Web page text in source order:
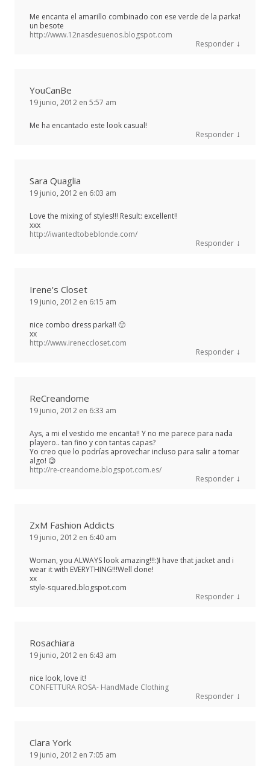
Me encanta el amarillo combinado con ese verde de la parka!
un besote
http://www.12nasdesuenos.blogspot.com
Responder ↓
YouCanBe
19 junio, 2012 en 5:57 am
Me ha encantado este look casual!
Responder ↓
Sara Quaglia
19 junio, 2012 en 6:03 am
Love the mixing of styles!!! Result: excellent!!
xxx
http://iwantedtobeblonde.com/
Responder ↓
Irene's Closet
19 junio, 2012 en 6:15 am
nice combo dress parka!! 🙂
xx
http://www.ireneccloset.com
Responder ↓
ReCreandome
19 junio, 2012 en 6:33 am
Ays, a mi el vestido me encanta!! Y no me parece para nada
playero.. tan fino y con tantas capas?
Yo creo que lo podrías aprovechar incluso para salir a tomar
algo! 😉
http://re-creandome.blogspot.com.es/
Responder ↓
ZxM Fashion Addicts
19 junio, 2012 en 6:40 am
Woman, you ALWAYS look amazing!!!:)I have that jacket and i
wear it with EVERYTHING!!!Well done!
xx
style-squared.blogspot.com
Responder ↓
Rosachiara
19 junio, 2012 en 6:43 am
nice look, love it!
CONFETTURA ROSA- HandMade Clothing
Responder ↓
Clara York
19 junio, 2012 en 7:05 am